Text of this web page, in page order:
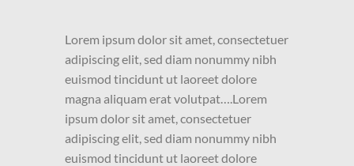
Lorem ipsum dolor sit amet, consectetuer
adipiscing elit, sed diam nonummy nibh
euismod tincidunt ut laoreet dolore
magna aliquam erat volutpat….Lorem
ipsum dolor sit amet, consectetuer
adipiscing elit, sed diam nonummy nibh
euismod tincidunt ut laoreet dolore